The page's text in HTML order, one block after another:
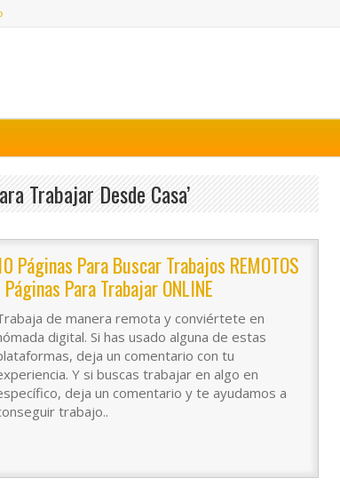
Trabajar Desde Casa’
Páginas Para Buscar Trabajos REMOTOS
Páginas Para Trabajar ONLINE
de manera remota y conviértete en
digital. Si has usado alguna de estas
deja un comentario con tu
Y si buscas trabajar en algo en
deja un comentario y te ayudamos a
trabajo..